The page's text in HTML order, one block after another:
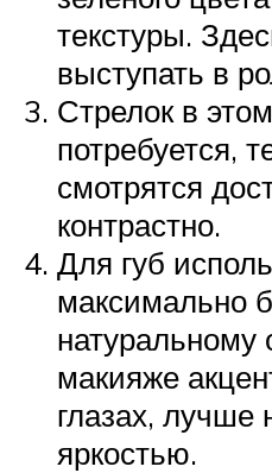
текстуры.
выступать в
Стрелок в
потребуется,
смотрятся
контрастно.
Для губ
максимально
натуральному
макияже
глазах, лучше
яркостью.